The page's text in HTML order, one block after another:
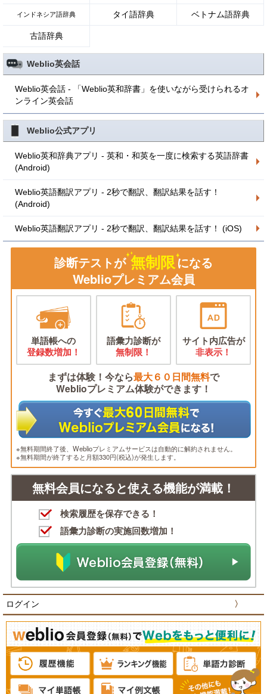
インドネシア語辞典 タイ語辞典 ベトナム語辞典
古語辞典
Weblio英会話
Weblio英会話 - 「Weblio英和辞書」を使いながら受けられるオ
ンライン英会話
Weblio公式アプリ
Weblio英和辞典アプリ - 英和・和英を一度に検索する英語辞書
(Android)
Weblio英語翻訳アプリ - 2秒で翻訳、翻訳結果を話す！
(Android)
Weblio英語翻訳アプリ - 2秒で翻訳、翻訳結果を話す！ (iOS)
診断テストが 無制限になる
Weblioプレミアム会員
単語帳への
登録数増加！
語彙力診断が
無制限！
サイト内広告が
非表示！
まずは体験！今なら最大６０日間無料で
Weblioプレミアム体験ができます！
※無料期間終了後、Weblioプレミアムサービスは自動的に解約されません。
※無料期間が終了すると月額330円(税込)が発生します。
無料会員になると使える機能が満載！
検索履歴を保存できる！
語彙力診断の実施回数増加！
ログイン 〉